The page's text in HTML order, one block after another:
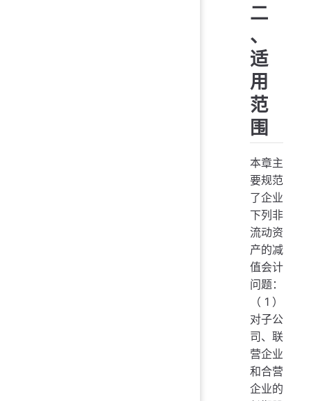
二
、
适
用
范
围
本章主
要规范
了企业
下列非
流动资
产的减
值会计
问题：
（1）
对子公
司、联
营企业
和合营
企业的